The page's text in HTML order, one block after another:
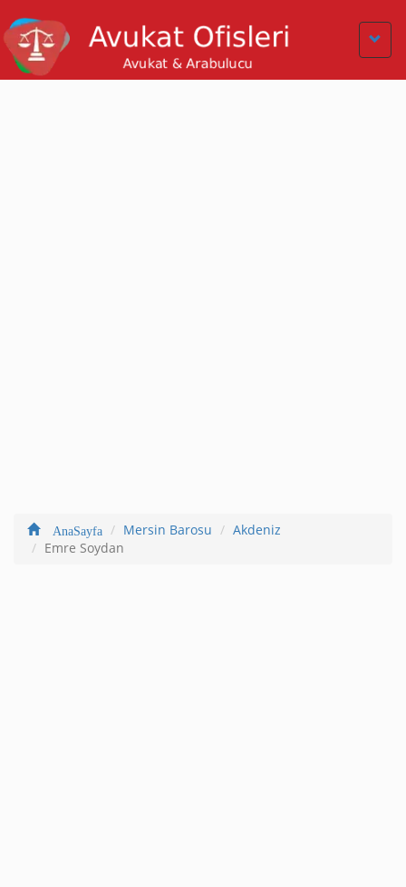
AnaSayfa Mersin Barosu
Akdeniz
Emre Soydan